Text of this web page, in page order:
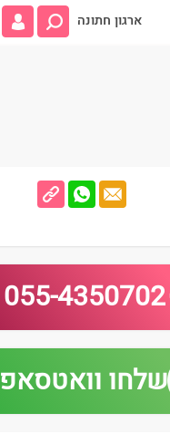
ארגון חתונה
055-4350702
שלחו וואטסאפ